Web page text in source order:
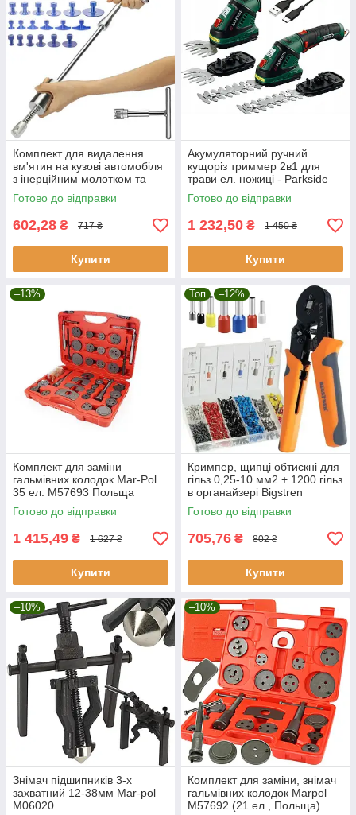
Комплект для видалення
вм'ятин на кузові автомобіля
з інерційним молотком та
набором перехідників
Malatec
Готово до відправки
602,28 ₴ 717 ₴
Купити
Акумуляторний ручний
кущоріз триммер 2в1 для
трави ел. ножиці - Parkside
PGSA 4 A2 Німеччина
Готово до відправки
1 232,50 ₴ 1 450 ₴
Купити
–13%
Комплект для заміни
гальмівних колодок Mar-Pol
35 ел. M57693 Польща
Готово до відправки
1 415,49 ₴ 1 627 ₴
Купити
Топ –12%
Кримпер, щипці обтискні для
гільз 0,25-10 мм2 + 1200 гільз
в органайзері Bigstren
(22717)
Готово до відправки
705,76 ₴ 802 ₴
Купити
–10%
Знімач підшипників 3-х
захватний 12-38мм Mar-pol
M06020
–10%
Комплект для заміни, знімач
гальмівних колодок Marpol
M57692 (21 ел., Польща)